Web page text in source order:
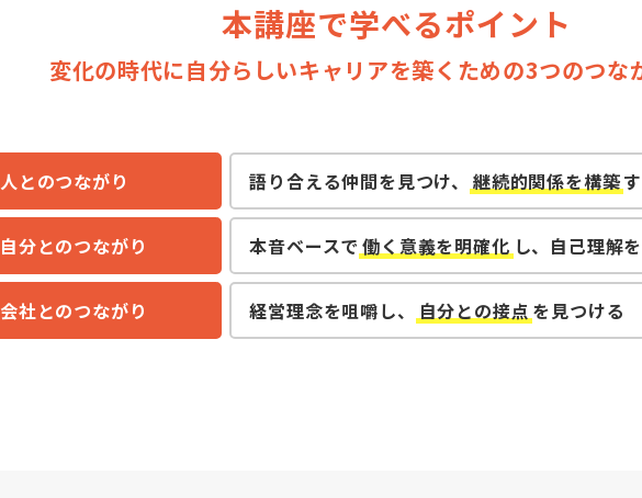
本講座で学べるポイント
変化の時代に自分らしいキャリアを築くための3つのつな
人とのつながり 語り合える仲間を見つけ、 継続的関係を構築
自分とのつながり 本音ベースで 働く意義を明確化 し、自己理解
会社とのつながり 経営理念を咀嚼し、 自分との接点 を見つける